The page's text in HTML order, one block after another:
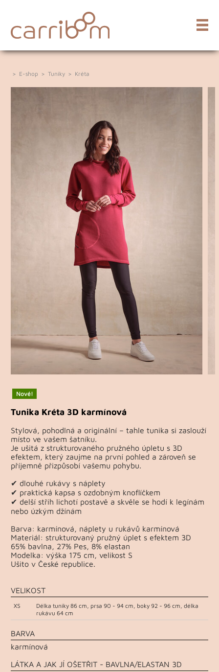
> E-shop >Tuniky > Kréta
Nové!
Tunika Kréta 3D karmínová
Stylová, pohodlná a originální – tahle tunika si zaslouží
místo ve vašem šatníku.
Je ušitá z strukturovaného pružného úpletu s 3D
efektem, který zaujme na první pohled a zároveň se
příjemně přizpůsobí vašemu pohybu.
✔ dlouhé rukávy s náplety
✔ praktická kapsa s ozdobným knoflíčkem
✔ delší střih lichotí postavě a skvěle se hodí k legínám
nebo úzkým džínám
Barva: karmínová, náplety u rukávů karmínová
Materiál: strukturovaný pružný úplet s efektem 3D
65% bavlna, 27% Pes, 8% elastan
Modelka: výška 175 cm, velikost S
Ušito v České republice.
VELIKOST
XS
Délka tuniky 86 cm, prsa 90 - 94 cm, boky 92 - 96 cm, délka
rukávu 64 cm
BARVA
karmínová
LÁTKA A JAK JÍ OŠETŘIT - BAVLNA/ELASTAN 3D